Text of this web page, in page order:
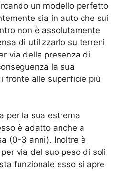
un modello perfetto
sia in auto che sui
non è assolutamente
di utilizzarlo su terreni
via della presenza di
la sua
fronte alle superficie più
per la sua estrema
è adatto anche a
(0-3 anni). Inoltre è
via del suo peso di soli
funzionale esso si apre